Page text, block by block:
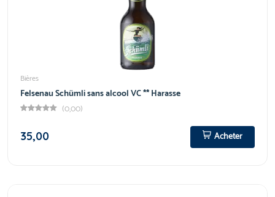
Bières
Felsenau Schümli sans alcool VC ** Harasse
(0,00)
35,00
Acheter